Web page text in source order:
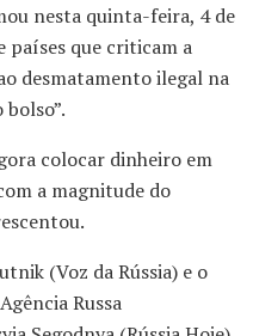
nesta quinta-feira, 4 de
países que criticam a
desmatamento ilegal na
colocar dinheiro em
a magnitude do
(Voz da Rússia) e o
Russa